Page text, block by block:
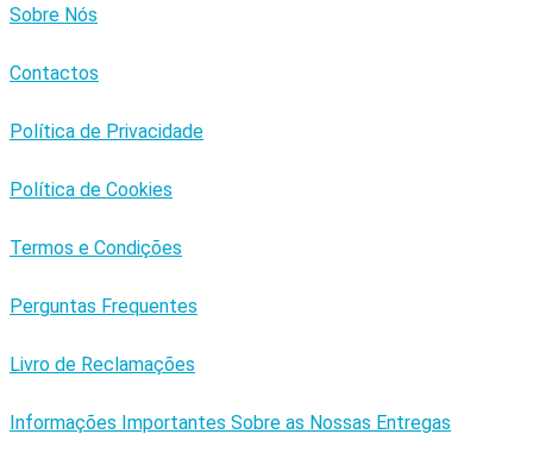
Sobre Nós
Contactos
Política de Privacidade
Política de Cookies
Termos e Condições
Perguntas Frequentes
Livro de Reclamações
Informações Importantes Sobre as Nossas Entregas